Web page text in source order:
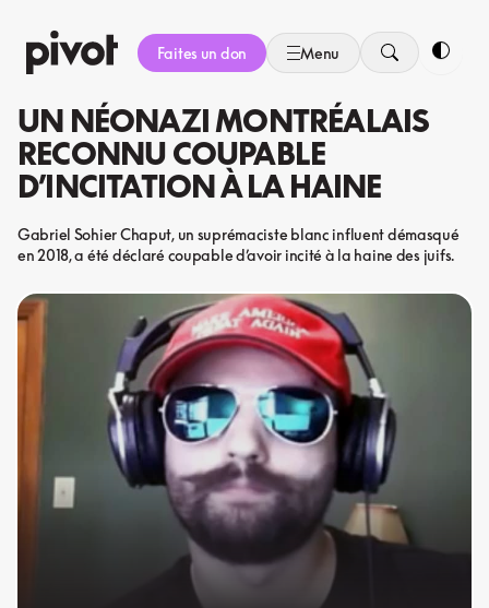
au
contenu
Faites un don Menu
UN NÉONAZI MONTRÉALAIS
RECONNU COUPABLE
D’INCITATION À LA HAINE
Gabriel Sohier Chaput, un suprémaciste blanc influent démasqué
en 2018, a été déclaré coupable d’avoir incité à la haine des juifs.